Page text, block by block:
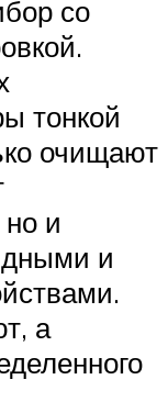
со
тонкой
очищают
и
и
а